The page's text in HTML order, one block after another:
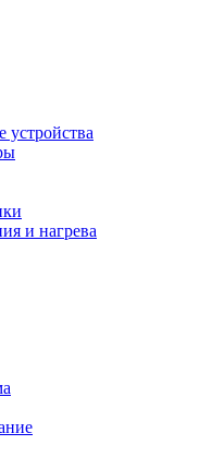
и нагрева